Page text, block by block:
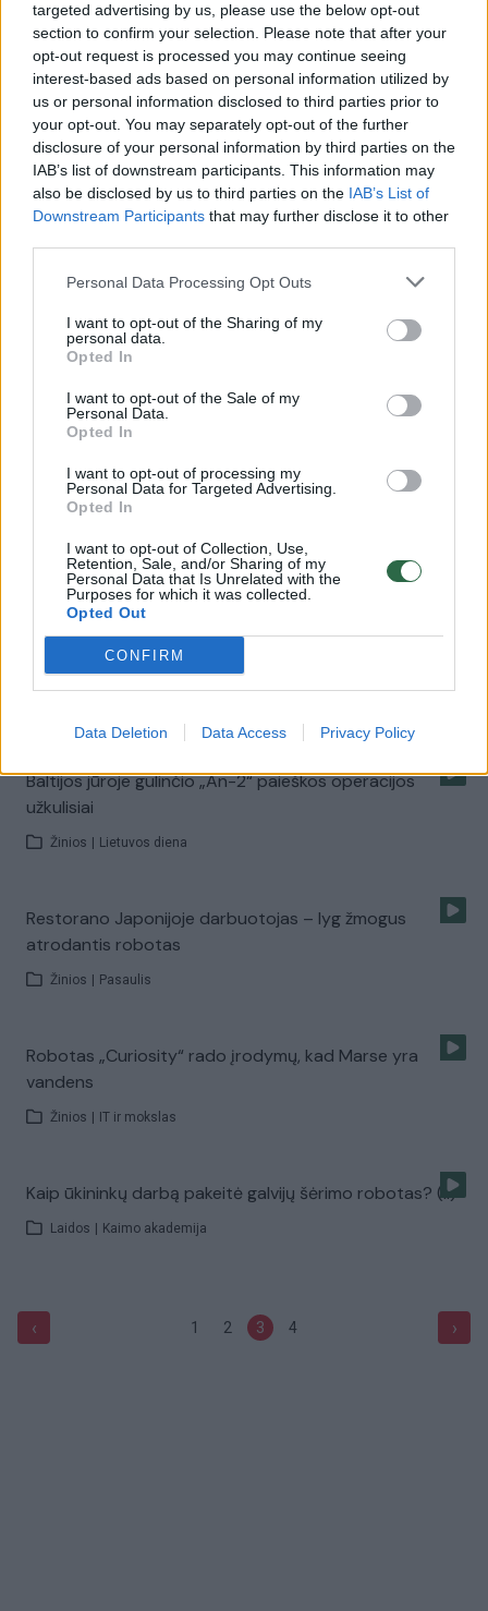
targeted advertising by us, please use the below opt-out
section to confirm your selection. Please note that after your
opt-out request is processed you may continue seeing
interest-based ads based on personal information utilized by
us or personal information disclosed to third parties prior to
your opt-out. You may separately opt-out of the further
disclosure of your personal information by third parties on the
IAB’s list of downstream participants. This information may
also be disclosed by us to third parties on the IAB’s List of
Downstream Participants that may further disclose it to other
Personal Data Processing Opt Outs
I want to opt-out of the Sharing of my
personal data.
Opted In
I want to opt-out of the Sale of my
Personal Data.
Opted In
I want to opt-out of processing my
Personal Data for Targeted Advertising.
Opted In
I want to opt-out of Collection, Use,
Retention, Sale, and/or Sharing of my
Personal Data that Is Unrelated with the
Purposes for which it was collected.
Opted Out
CONFIRM
Data Deletion Data Access Privacy Policy
00:00:57
Pasaulio mokslininkai sutrikę: ar tikrai rusų sukurtas
robotas pats išgelbėjo mergaitę?
Žinios | Pasaulis
Kuriuo būdu langus nuvalysite greičiausiai?
Žinios Gyvenimo būdas
Šuo pirmą kartą susitiko su į gyvūną panašiu robotu
Žinios | Augintinis
Reikia tai pamatyti – šis robotas jau beveik žmogus
Žinios | IT ir mokslas
Pasaulio ekonomikos forume – roboto humanoido
Žinios | IT ir mokslas
BB-8 – jei turi vaiką, pradėk taupyti šiam neįtikėtinam
robotui
Baltijos jūroje gulinčio „An-2“ paieškos operacijos
užkulisiai
Žinios Lietuvos diena
Restorano Japonijoje darbuotojas – lyg žmogus
atrodantis robotas
Žinios Pasaulis
Robotas „Curiosity“ rado įrodymų, kad Marse yra
vandens
Žinios IT ir mokslas
Kaip ūkininkų darbą pakeitė galvijų šėrimo robotas? (II)
Laidos Kaimo akademija
‹ 1 2 3 4 ›